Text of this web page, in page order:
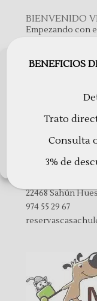
Utilizamos cookies
Política de
BIENVENIDO
Empezando con
silenciosas en
esta precioso en
encanta el
Hotel Casa
22468 Sahún
974 55 29 67
BENEFICIOS
Trato
Consulta
3% de